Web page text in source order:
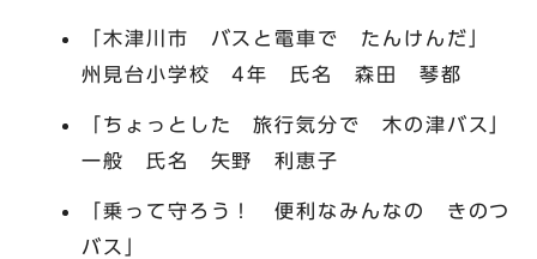
「木津川市 バスと電車で たんけんだ」
州見台小学校 4年 氏名 森田 琴都
「ちょっとした 旅行気分で 木の津バス」
一般 氏名 矢野 利恵子
「乗って守ろう！ 便利なみんなの きのつ
バス」